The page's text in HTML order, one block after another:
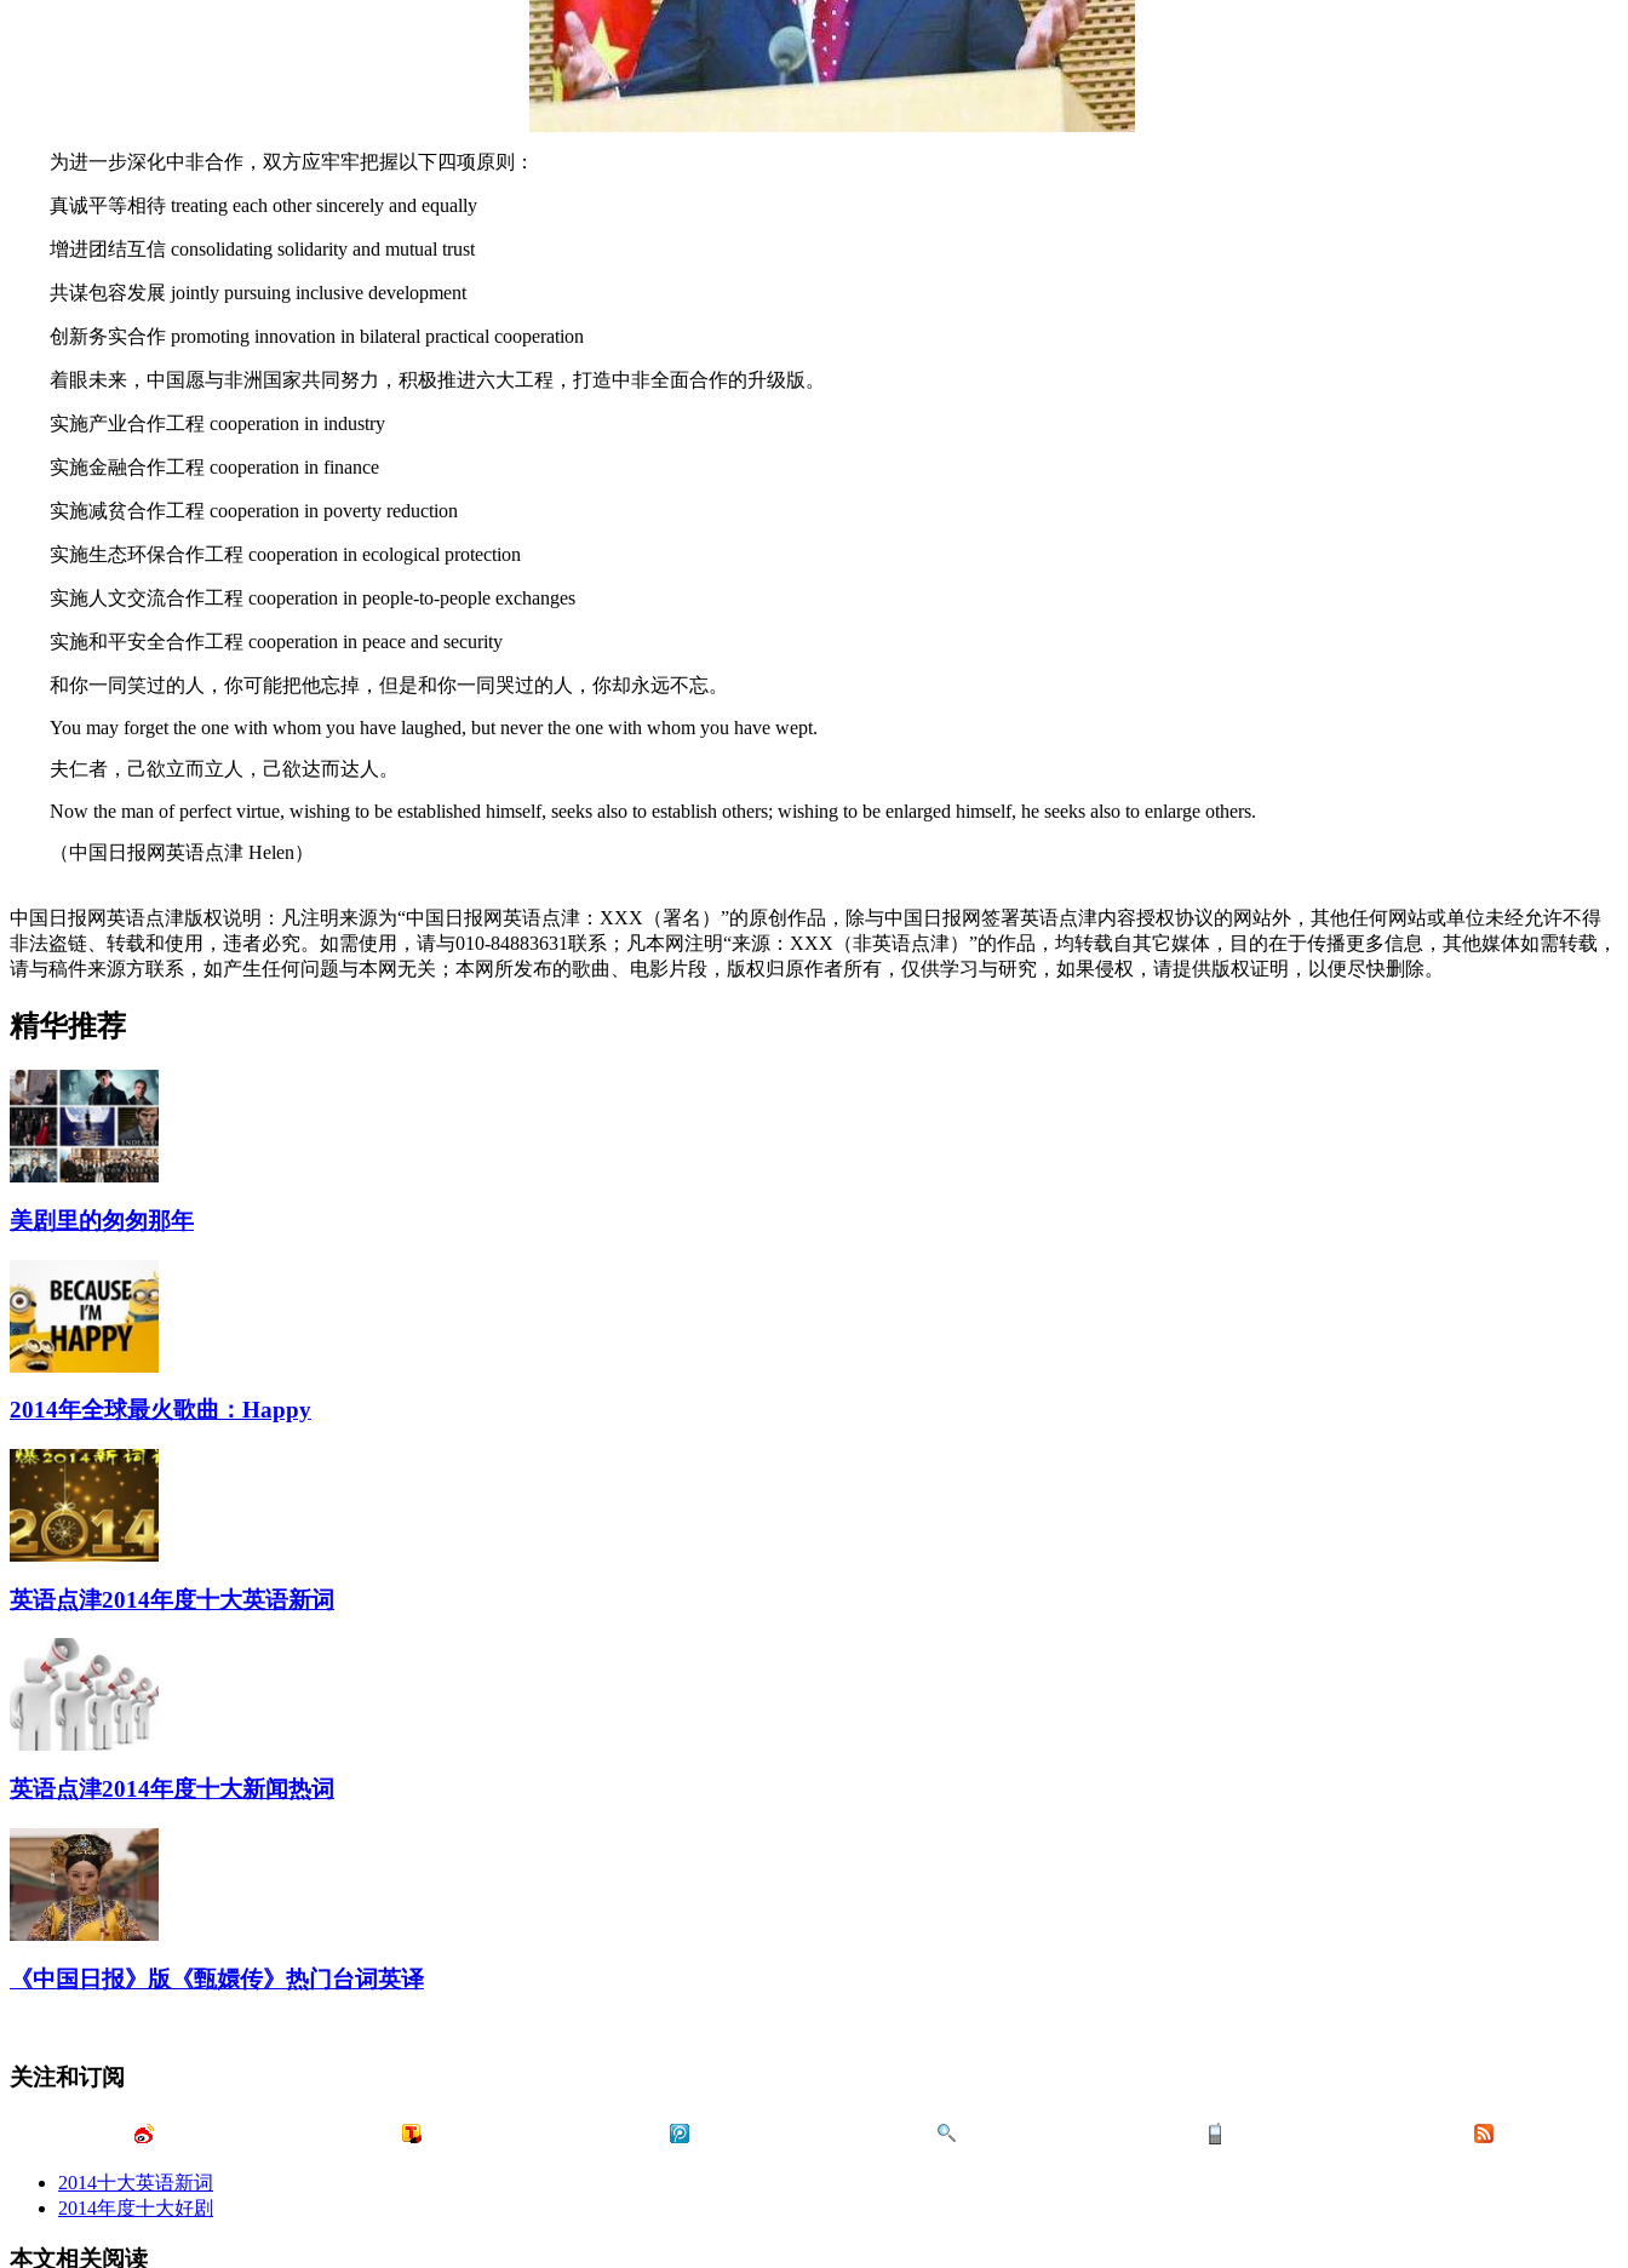
为进一步深化中非合作，双方应牢牢把握以下四项原则：
真诚平等相待 treating each other sincerely and equally
增进团结互信 consolidating solidarity and mutual trust
共谋包容发展 jointly pursuing inclusive development
创新务实合作 promoting innovation in bilateral practical cooperation
着眼未来，中国愿与非洲国家共同努力，积极推进六大工程，打造中非全面合作的升级版。
实施产业合作工程 cooperation in industry
实施金融合作工程 cooperation in finance
实施减贫合作工程 cooperation in poverty reduction
实施生态环保合作工程 cooperation in ecological protection
实施人文交流合作工程 cooperation in people-to-people exchanges
实施和平安全合作工程 cooperation in peace and security
和你一同笑过的人，你可能把他忘掉，但是和你一同哭过的人，你却永远不忘。
You may forget the one with whom you have laughed, but never the one with whom you have wept.
夫仁者，己欲立而立人，己欲达而达人。
Now the man of perfect virtue, wishing to be established himself, seeks also to establish others; wishing to be enlarged himself, he seeks also to enlarge others.
（中国日报网英语点津 Helen）
中国日报网英语点津版权说明：凡注明来源为“中国日报网英语点津：XXX（署名）”的原创作品，除与中国日报网签署英语点津内容授权协议的网站外，其他任何网站或单位未经允许不得
非法盗链、转载和使用，违者必究。如需使用，请与010-84883631联系；凡本网注明“来源：XXX（非英语点津）”的作品，均转载自其它媒体，目的在于传播更多信息，其他媒体如需转载，
请与稿件来源方联系，如产生任何问题与本网无关；本网所发布的歌曲、电影片段，版权归原作者所有，仅供学习与研究，如果侵权，请提供版权证明，以便尽快删除。
精华推荐
美剧里的匆匆那年
2014年全球最火歌曲：Happy
英语点津2014年度十大英语新词
英语点津2014年度十大新闻热词
《中国日报》版《甄嬛传》热门台词英译
关注和订阅
2014十大英语新词
2014年度十大好剧
本文相关阅读